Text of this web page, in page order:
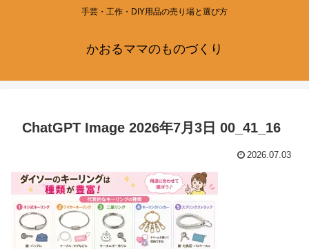
手芸・工作・DIY用品の売り場と選び方
かおるママのものづくり
ChatGPT Image 2026年7月3日 00_41_16
2026.07.03